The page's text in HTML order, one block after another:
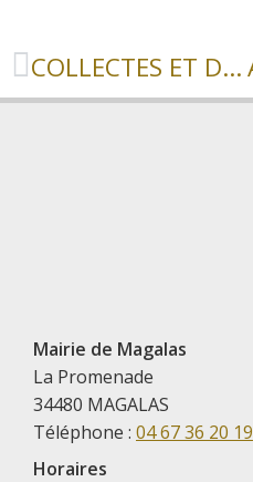
COLLECTES ET DÉCHÈTERIES JOURS FÉRIÉS
Mairie de Magalas
La Promenade
34480 MAGALAS
Téléphone : 04 67 36 20 19
Horaires